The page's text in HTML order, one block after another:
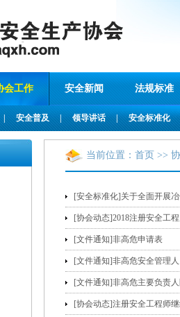
会工作 安全新闻 法规标准
安全普及 | 领导讲话 | 安全标准化
当前位置： 首页 >>
[安全标准化]关于全面开展
[协会动态]2018注册安全工
[文件通知]非高危申请表
[文件通知]非高危安全管理
[文件通知]非高危主要负责
[协会动态]注册安全工程师继